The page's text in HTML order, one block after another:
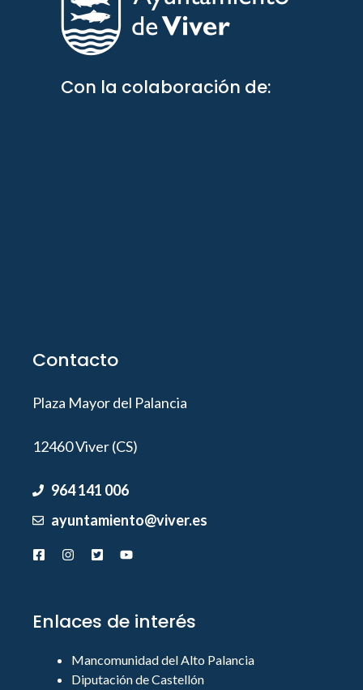
Con la colaboración de:
Contacto
Plaza Mayor del Palancia
12460 Viver (CS)
964 141 006
ayuntamiento@viver.es
Enlaces de interés
Mancomunidad del Alto Palancia
Diputación de Castellón